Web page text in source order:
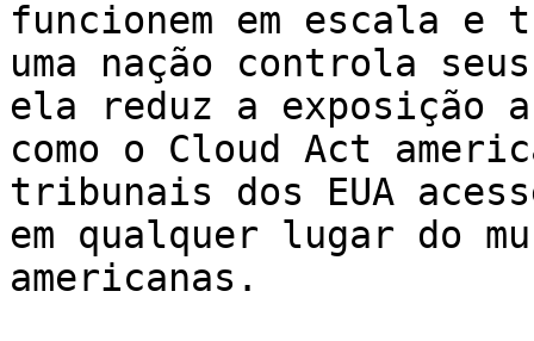
funcionem em escala e
uma nação controla
ela reduz a
como o Cloud Act
tribunais dos EUA
em qualquer lugar do
americanas.